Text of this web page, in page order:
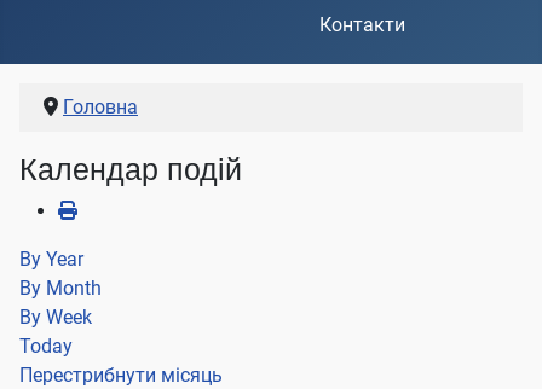
Контакти
Головна
Календар подій
By Year
By Month
By Week
Today
Перестрибнути місяць